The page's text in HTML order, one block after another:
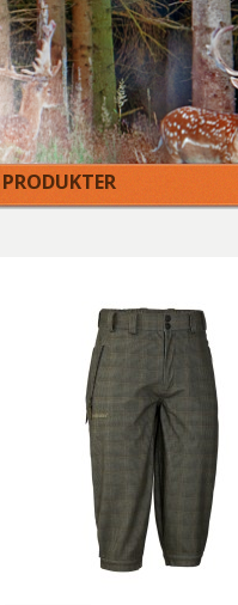
PRODUKTER